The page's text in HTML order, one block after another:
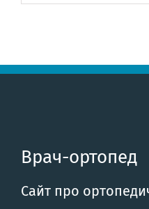
Врач-ортопед
Сайт про